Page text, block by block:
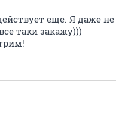
еще. Я даже не
таки закажу)))